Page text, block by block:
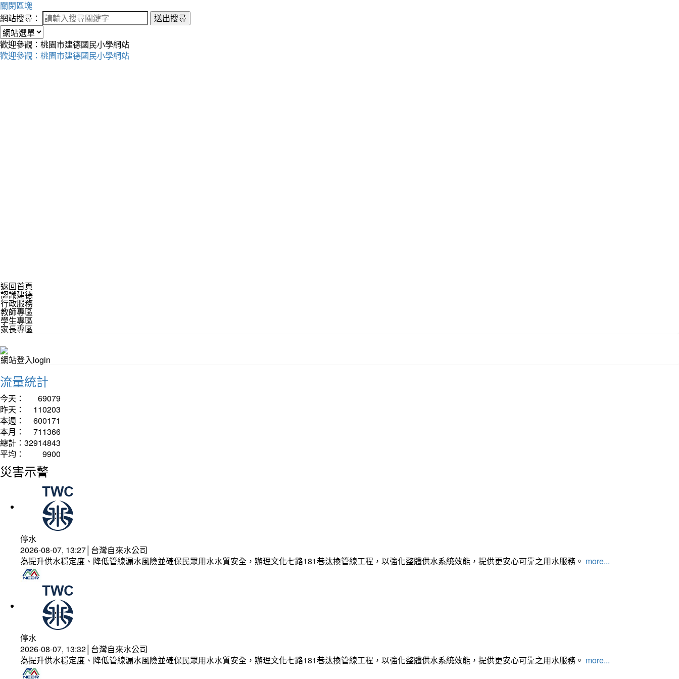
關閉區塊
網站搜尋：
送出搜尋
歡迎參觀：桃園市建德國民小學網站
歡迎參觀：桃園市建德國民小學網站
返回首頁
認識建德
行政服務
教師專區
學生專區
家長專區
網站登入login
流量統計
今天：
69079
昨天：
110203
本週：
600171
本月：
711366
總計： 32914843
平均：
9900
災害示警
停水
2026-08-07, 13:27│台灣自來水公司
為提升供水穩定度、降低管線漏水風險並確保民眾用水水質安全，辦理文化七路181巷汰換管線工程，以強化整體供水系統效能，提供更安心可靠之用水服務。 more...
停水
2026-08-07, 13:32│台灣自來水公司
為提升供水穩定度、降低管線漏水風險並確保民眾用水水質安全，辦理文化七路181巷汰換管線工程，以強化整體供水系統效能，提供更安心可靠之用水服務。 more...